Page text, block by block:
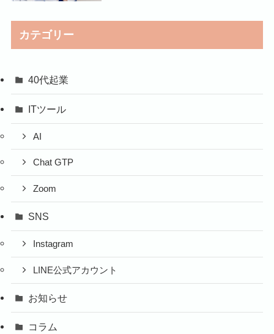
カテゴリー
40代起業
ITツール
AI
Chat GTP
Zoom
SNS
Instagram
LINE公式アカウント
お知らせ
コラム